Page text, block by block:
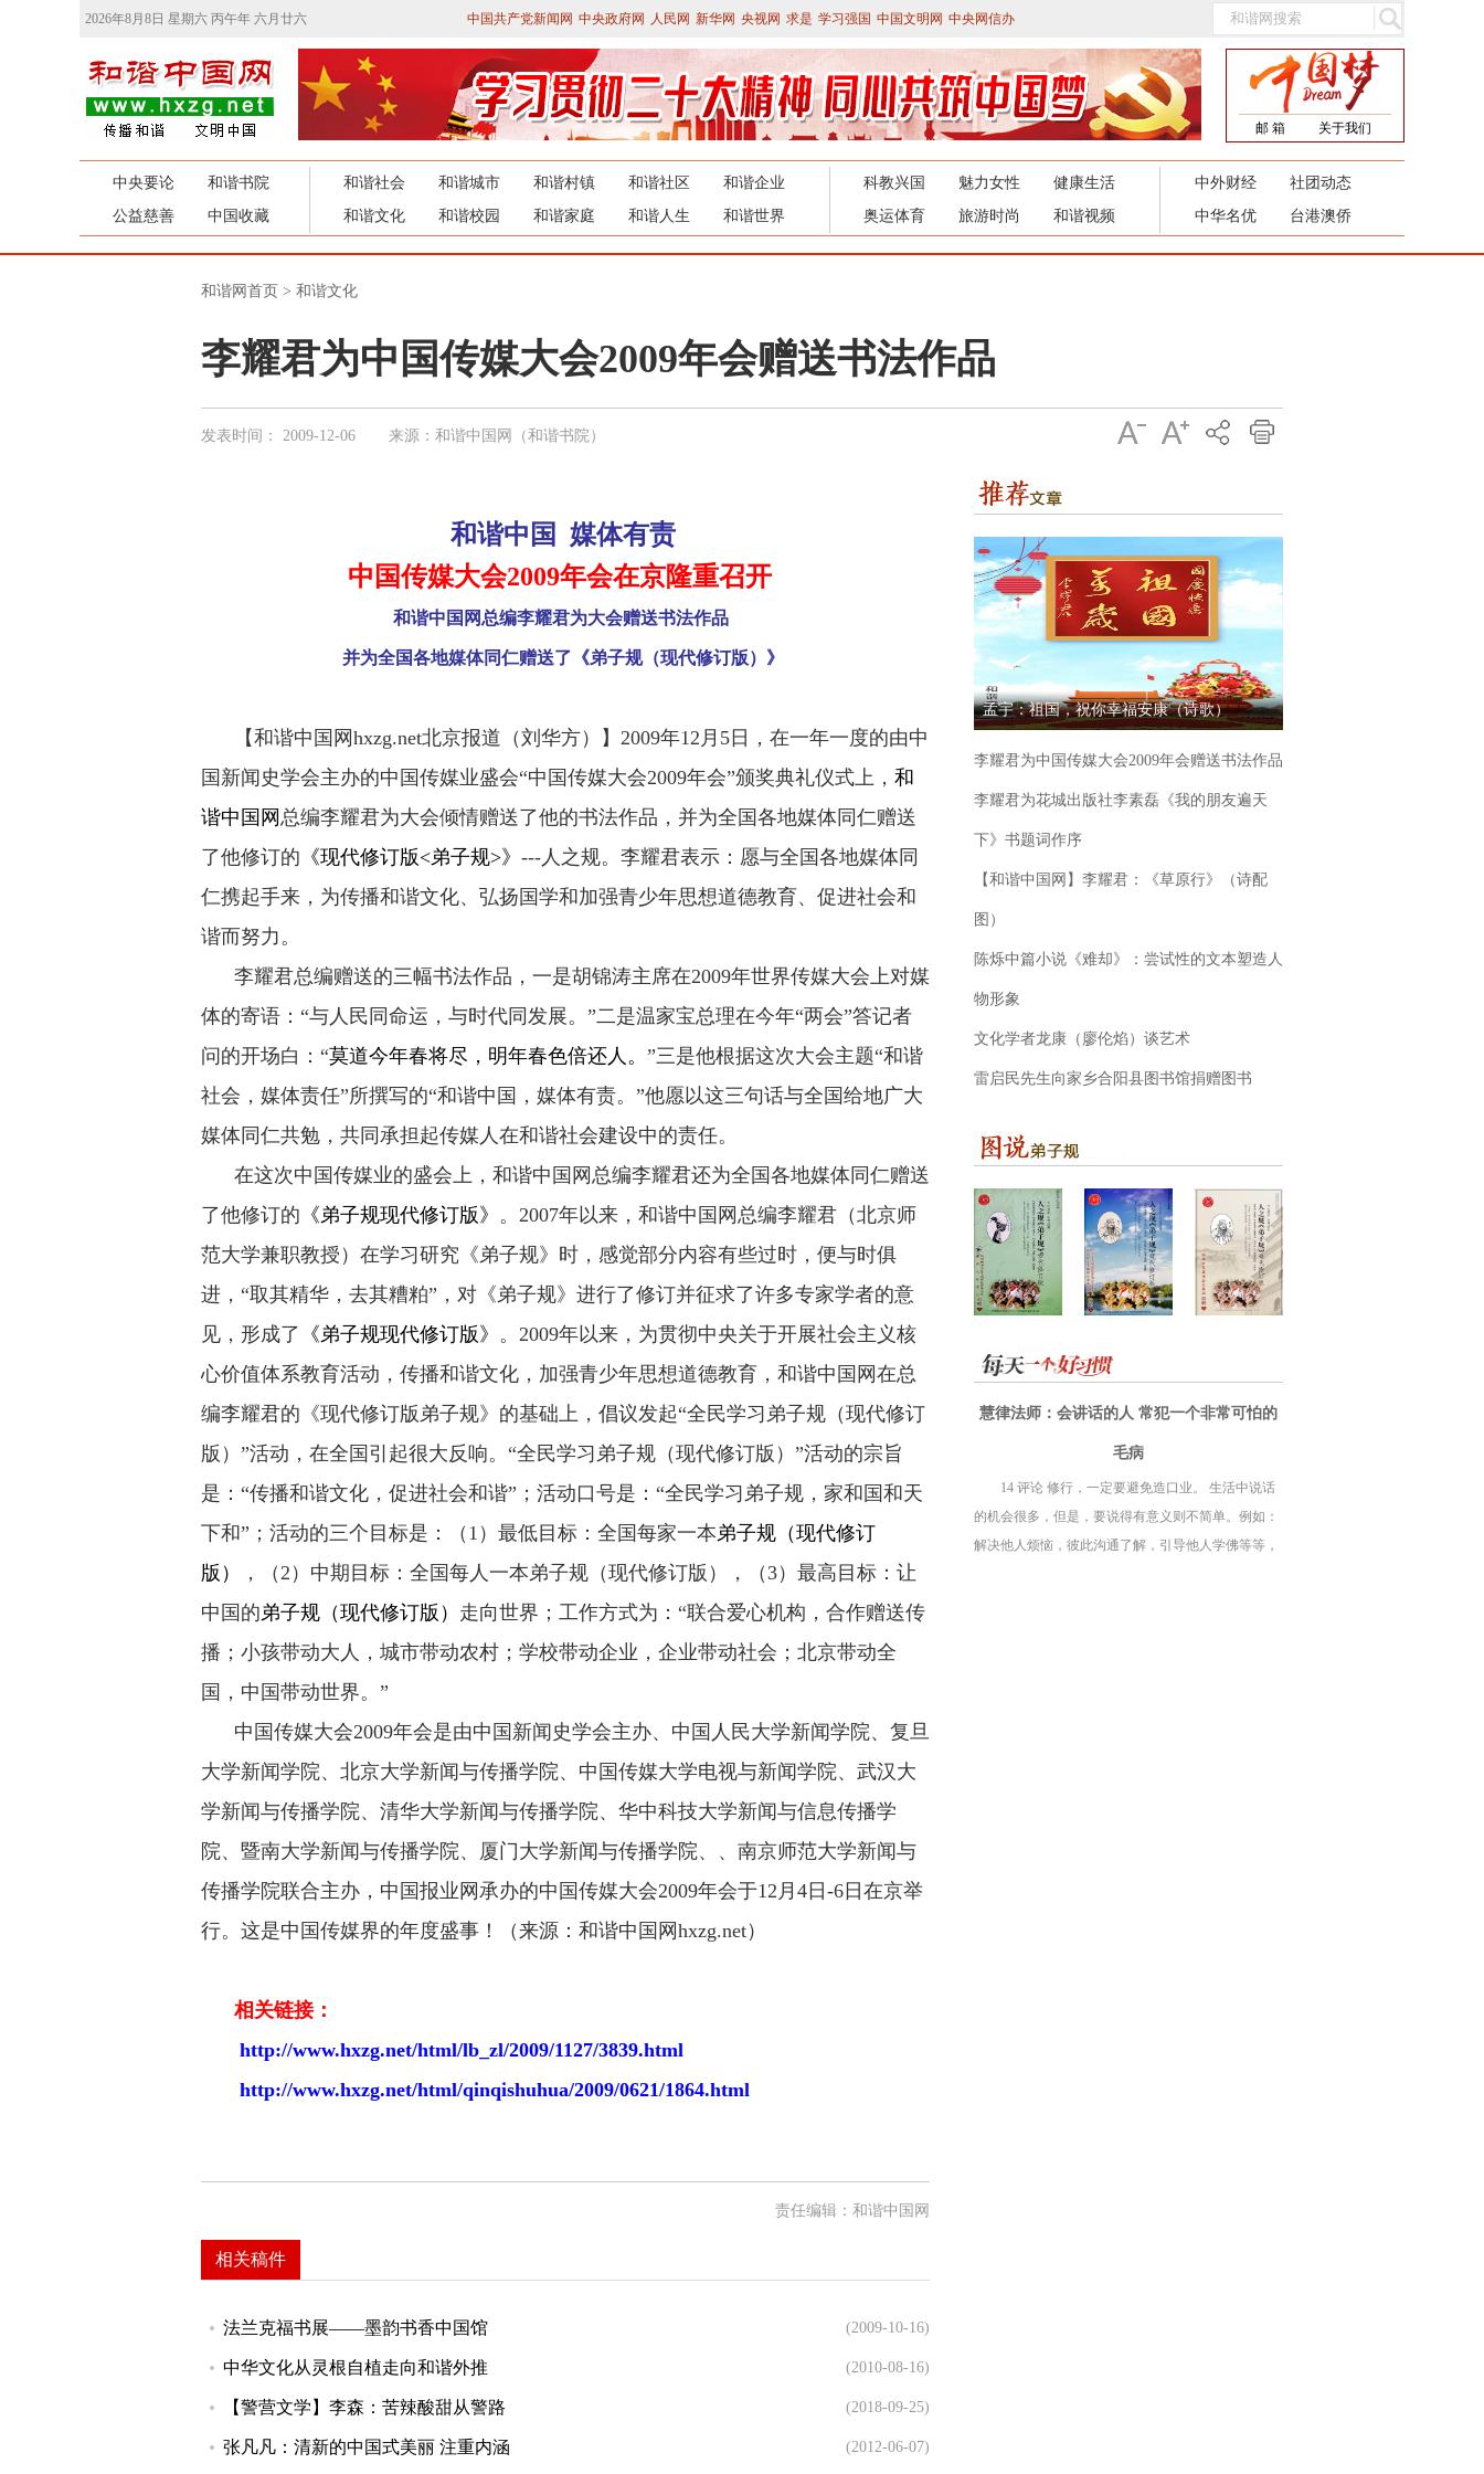
2026年8月8日 星期六 丙午年 六月廿六 中国共产党新闻网 中央政府网 人民网 新华网 央视网 求是 学习强国 中国文明网 中央网信办
邮 箱 关于我们
中央要论
和谐书院
公益慈善
中国收藏
和谐社会 和谐城市 和谐村镇 和谐社区
和谐企业
和谐文化
和谐校园 和谐家庭 和谐人生 和谐世界
科教兴国 魅力女性
健康生活
奥运体育
旅游时尚 和谐视频
中外财经
社团动态
中华名优
台港澳侨
和谐网首页 > 和谐文化
李耀君为中国传媒大会2009年会赠送书法作品
发表时间： 2009-12-06 来源：和谐中国网（和谐书院）
和谐中国 媒体有责
中国传媒大会2009年会在京隆重召开
和谐中国网总编李耀君为大会赠送书法作品
并为全国各地媒体同仁赠送了《弟子规（现代修订版）》
【和谐中国网hxzg.net北京报道（刘华方）】2009年12月5日，在一年一度的由中
国新闻史学会主办的中国传媒业盛会“中国传媒大会2009年会”颁奖典礼仪式上， 和
谐中国网 总编李耀君为大会倾情赠送了他的书法作品，并为全国各地媒体同仁赠送
了他修订的 《现代修订版<弟子规>》 ---人之规。李耀君表示：愿与全国各地媒体同
仁携起手来，为传播和谐文化、弘扬国学和加强青少年思想道德教育、促进社会和
谐而努力。
李耀君总编赠送的三幅书法作品，一是胡锦涛主席在2009年世界传媒大会上对媒
体的寄语：“与人民同命运，与时代同发展。”二是温家宝总理在今年“两会”答记者
问的开场白：“莫道今年春将尽，明年春色倍还人。 ”三是他根据这次大会主题“和谐
社会，媒体责任”所撰写的“和谐中国，媒体有责。”他愿以这三句话与全国给地广大
媒体同仁共勉，共同承担起传媒人在和谐社会建设中的责任。
在这次中国传媒业的盛会上，和谐中国网总编李耀君还为全国各地媒体同仁赠送
了他修订的 《弟子规现代修订版》 。2007年以来，和谐中国网总编李耀君（北京师
范大学兼职教授）在学习研究《弟子规》时，感觉部分内容有些过时，便与时俱
进，“取其精华，去其糟粕”，对《弟子规》进行了修订并征求了许多专家学者的意
见，形成了 《弟子规现代修订版》 。2009年以来，为贯彻中央关于开展社会主义核
心价值体系教育活动，传播和谐文化，加强青少年思想道德教育，和谐中国网在总
编李耀君的《现代修订版弟子规》的基础上，倡议发起“全民学习弟子规（现代修订
版）”活动，在全国引起很大反响。“全民学习弟子规（现代修订版）”活动的宗旨
是：“传播和谐文化，促进社会和谐”；活动口号是：“全民学习弟子规，家和国和天
下和”；活动的三个目标是：（1）最低目标：全国每家一本弟子规（现代修订
版）
，（2）中期目标：全国每人一本弟子规（现代修订版），（3）最高目标：让
中国的弟子规（现代修订版） 走向世界；工作方式为：“联合爱心机构，合作赠送传
播；小孩带动大人，城市带动农村；学校带动企业，企业带动社会；北京带动全
国，中国带动世界。”
中国传媒大会2009年会是由中国新闻史学会主办、中国人民大学新闻学院、复旦
大学新闻学院、北京大学新闻与传播学院、中国传媒大学电视与新闻学院、武汉大
学新闻与传播学院、清华大学新闻与传播学院、华中科技大学新闻与信息传播学
院、暨南大学新闻与传播学院、厦门大学新闻与传播学院、、南京师范大学新闻与
传播学院联合主办，中国报业网承办的中国传媒大会2009年会于12月4日-6日在京举
行。这是中国传媒界的年度盛事！（来源：和谐中国网hxzg.net）
相关链接：
http://www.hxzg.net/html/lb_zl/2009/1127/3839.html
http://www.hxzg.net/html/qinqishuhua/2009/0621/1864.html
责任编辑：和谐中国网
相关稿件
法兰克福书展——墨韵书香中国馆 (2009-10-16)
中华文化从灵根自植走向和谐外推 (2010-08-16)
【警营文学】李森：苦辣酸甜从警路 (2018-09-25)
张凡凡：清新的中国式美丽 注重内涵 (2012-06-07)
孟宇：祖国，祝你幸福安康（诗歌）
李耀君为中国传媒大会2009年会赠送书法作品
李耀君为花城出版社李素磊《我的朋友遍天
下》书题词作序
【和谐中国网】李耀君：《草原行》（诗配
图）
陈烁中篇小说《难却》：尝试性的文本塑造人
物形象
文化学者龙康（廖伦焰）谈艺术
雷启民先生向家乡合阳县图书馆捐赠图书
慧律法师：会讲话的人 常犯一个非常可怕的
毛病
14 评论 修行，一定要避免造口业。 生活中说话
的机会很多，但是，要说得有意义则不简单。例如：
解决他人烦恼，彼此沟通了解，引导他人学佛等等，